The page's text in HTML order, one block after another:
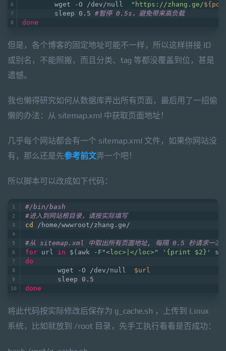
        wget -O /dev/null
"https://zhang.ge/
        sleep 0.5
#暂停 0.5s，避免带来高负载
done
但是，各个博客的固定地址可能不一样，所以这样拼接 ID
或别名，不能照搬，而且分类、tag 等都没覆盖到位，甚是
遗憾。
我也懒得研究如何从数据库弄出所有页面，最后用了一招偷
懒的办法：从 sitemap.xml 中获取页面地址！
几乎每个网站都会有一个 sitemap.xml 文件，如果你网站没
有，那么还是先参考前文弄一个吧！
所以脚本可以改成如下代码：
#/bin/bash
#进入到网站根目录，请按实际填写
cd
/home/wwwroot/zhang.ge/
#从 sitemap.xml 中取出所有页面地址, 每隔 0.5 秒请求一次，
for url in $(awk -F "<loc>|</loc>" '{print $2}'
do
        wget -O /dev/null
$url
        sleep 0.5
done
将此代码按实际修改后保存为 g_cache.sh ，上传到 Linux
系统，比如就放到 /root 目录，先手工执行看看是否成功：